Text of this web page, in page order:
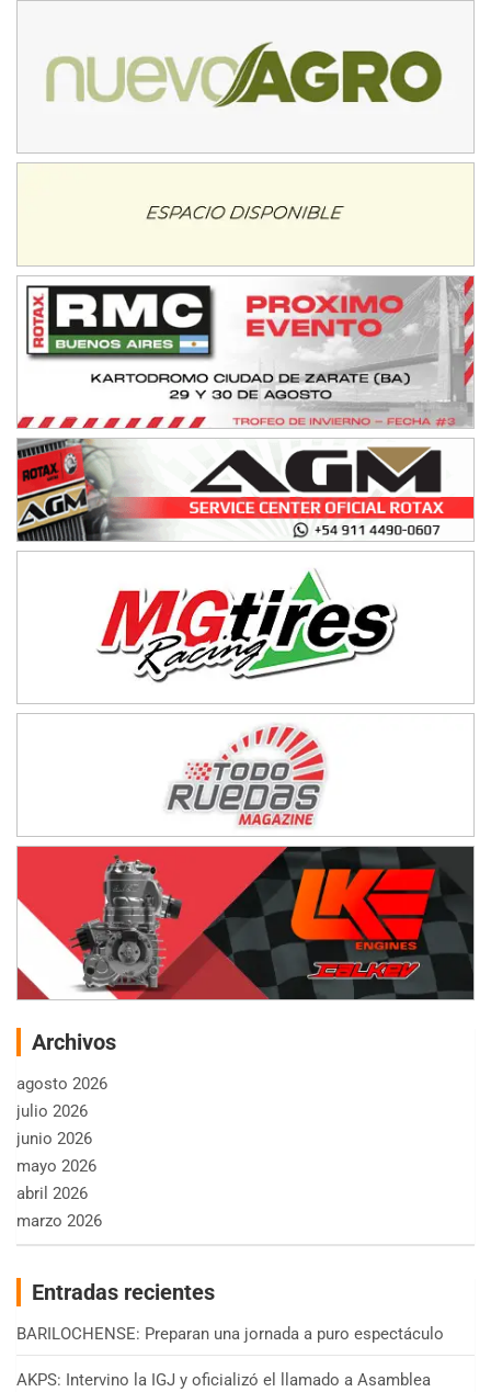
Archivos
agosto 2026
julio 2026
junio 2026
mayo 2026
abril 2026
marzo 2026
Entradas recientes
BARILOCHENSE: Preparan una jornada a puro espectáculo
AKPS: Intervino la IGJ y oficializó el llamado a Asamblea